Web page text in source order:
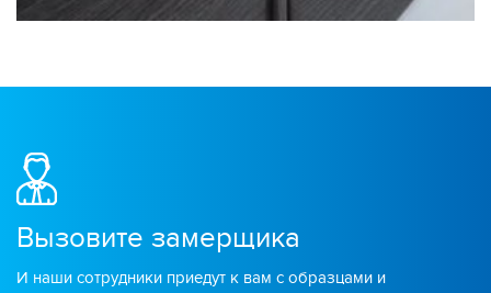
Вызовите замерщика
И наши сотрудники приедут к вам с образцами и